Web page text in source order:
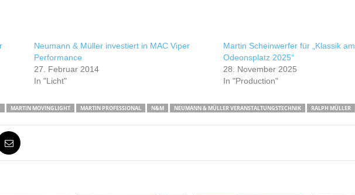
Neumann & Müller investiert in MAC Viper
Performance
27. Februar 2014
In "Licht"
Martin Scheinwerfer für „Klassik am
Odeonsplatz 2025“
28. November 2025
In "Production"
MARTIN MOVINGLIGHT MARTIN PROFESSIONAL N&M NEUMANN & MÜLLER VERANSTALTUNGSTECHNIK RALPH MÜLLER